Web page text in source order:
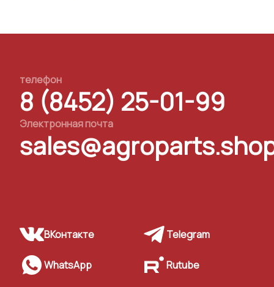
телефон
8 (8452) 25-01-99
Электронная почта
ВКонтакте Telegram
WhatsApp Rutube